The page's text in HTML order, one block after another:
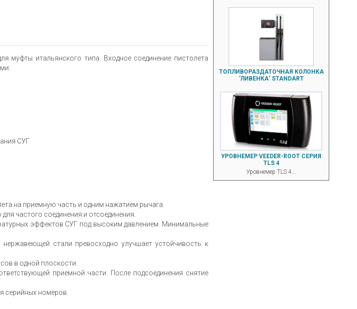
муфты итальянского типа. Входное соединение пистолета
СУГ
на приемную часть и одним нажатием рычага.
частого соединения и отсоединения.
эффектов СУГ под высоким давлением. Минимальные
стали превосходно улучшает устойчивость к
в одной плоскости.
приемной части. После подсоединения снятие
серийных номеров.
ТОПЛИВОРАЗДАТОЧНАЯ КОЛОНКА
'ЛИВЕНКА' STANDART
УРОВНЕМЕР VEEDER-ROOT СЕРИЯ
TLS 4
Уровнемер TLS 4...